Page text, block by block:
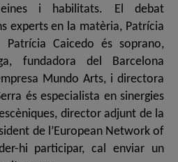
eines i habilitats. El debat
experts en la matèria, Patrícia
Caicedo és soprano,
fundadora del Barcelona
Mundo Arts, i directora
és especialista en sinergies
director adjunt de la
de l’European Network of
hi participar, cal enviar un